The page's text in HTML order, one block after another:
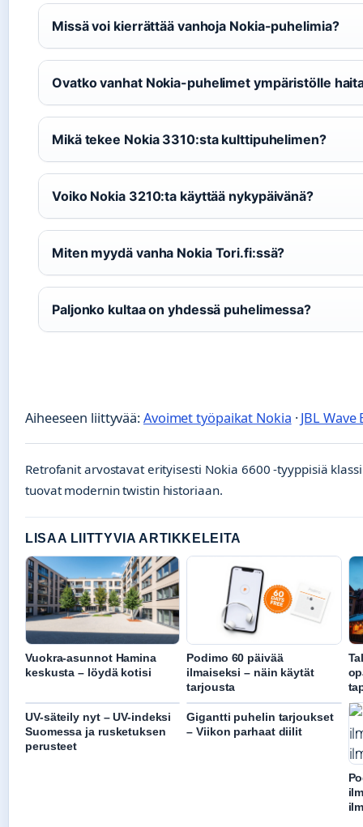
Missä voi kierrättää vanhoja Nokia-puhelimia?
Ovatko vanhat Nokia-puhelimet ympäristölle
Mikä tekee Nokia 3310:sta kulttipuhelimen?
Voiko Nokia 3210:ta käyttää nykypäivänä?
Miten myydä vanha Nokia Tori.fi:ssä?
Paljonko kultaa on yhdessä puhelimessa?
Aiheeseen liittyvää:Avoimet työpaikat Nokia ·JBL
Retrofanit arvostavat erityisesti Nokia 6600 -tyyppisiä
tuovat modernin twistin historiaan.
LISAA LIITTYVIA ARTIKKELEITA
Vuokra-asunnot Hamina
keskusta – löydä kotisi
Podimo 60 päivää
ilmaiseksi – näin käytät
tarjousta
UV-säteily nyt – UV-indeksi
Suomessa ja rusketuksen
perusteet
Gigantti puhelin tarjoukset
– Viikon parhaat diilit